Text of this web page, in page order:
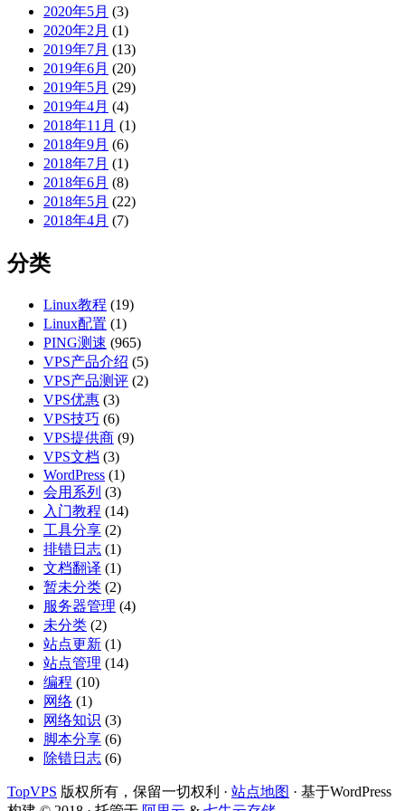
2020年5月 (3)
2020年2月 (1)
2019年7月 (13)
2019年6月 (20)
2019年5月 (29)
2019年4月 (4)
2018年11月 (1)
2018年9月 (6)
2018年7月 (1)
2018年6月 (8)
2018年5月 (22)
2018年4月 (7)
分类
Linux教程 (19)
Linux配置 (1)
PING测速 (965)
VPS产品介绍 (5)
VPS产品测评 (2)
VPS优惠 (3)
VPS技巧 (6)
VPS提供商 (9)
VPS文档 (3)
WordPress (1)
会用系列 (3)
入门教程 (14)
工具分享 (2)
排错日志 (1)
文档翻译 (1)
暂未分类 (2)
服务器管理 (4)
未分类 (2)
站点更新 (1)
站点管理 (14)
编程 (10)
网络 (1)
网络知识 (3)
脚本分享 (6)
除错日志 (6)
TopVPS 版权所有，保留一切权利 · 站点地图 · 基于WordPress